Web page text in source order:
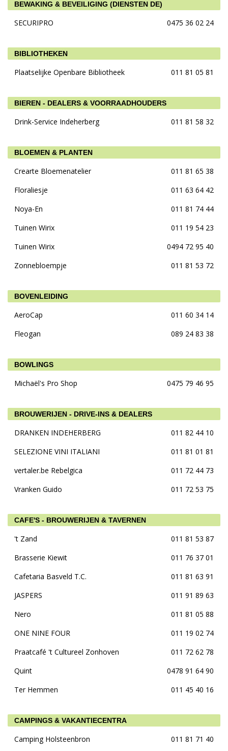
BEWAKING & BEVEILIGING (DIENSTEN DE)
SECURIPRO 0475 36 02 24
BIBLIOTHEKEN
Plaatselijke Openbare Bibliotheek 011 81 05 81
BIEREN - DEALERS & VOORRAADHOUDERS
Drink-Service Indeherberg 011 81 58 32
BLOEMEN & PLANTEN
Crearte Bloemenatelier
011 81 65 38
Floraliesje
011 63 64 42
Noya-En
011 81 74 44
Tuinen Wirix
011 19 54 23
Tuinen Wirix
0494 72 95 40
Zonnebloempje
011 81 53 72
BOVENLEIDING
AeroCap
011 60 34 14
Fleogan
089 24 83 38
BOWLINGS
Michaël's Pro Shop 0475 79 46 95
BROUWERIJEN - DRIVE-INS & DEALERS
DRANKEN INDEHERBERG
011 82 44 10
SELEZIONE VINI ITALIANI
011 81 01 81
vertaler.be Rebelgica
011 72 44 73
Vranken Guido
011 72 53 75
CAFE'S - BROUWERIJEN & TAVERNEN
't Zand
011 81 53 87
Brasserie Kiewit
011 76 37 01
Cafetaria Basveld T.C.
011 81 63 91
JASPERS
011 91 89 63
Nero
011 81 05 88
ONE NINE FOUR
011 19 02 74
Praatcafé 't Cultureel Zonhoven
011 72 62 78
Quint
0478 91 64 90
Ter Hemmen
011 45 40 16
CAMPINGS & VAKANTIECENTRA
Camping Holsteenbron 011 81 71 40